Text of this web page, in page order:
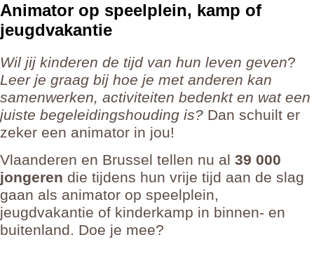
Animator op speelplein, kamp of
jeugdvakantie
Wil jij kinderen de tijd van hun leven geven
Leer je graag bij hoe je met anderen kan
samenwerken, activiteiten bedenkt en wat een
juiste begeleidingshouding is? Dan schuilt er
zeker een animator in jou!
Vlaanderen en Brussel tellen nu al 39 000
jongeren die tijdens hun vrije tijd aan de slag
gaan als animator op speelplein,
jeugdvakantie of kinderkamp in binnen- en
buitenland. Doe je mee?